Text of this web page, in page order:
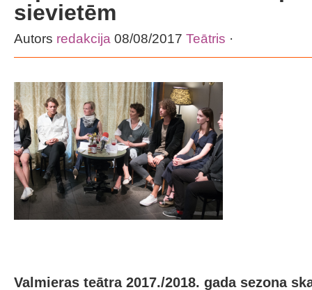
sievietēm
Autors redakcija 08/08/2017 Teātris ·
Valmieras teātra 2017./2018. gada sezona